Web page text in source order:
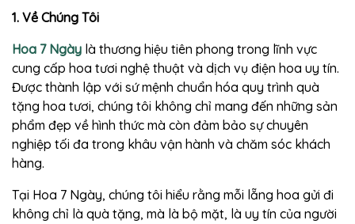
1. Về Chúng Tôi
Hoa 7 Ngày là thương hiệu tiên phong trong lĩnh vực
cung cấp hoa tươi nghệ thuật và dịch vụ điện hoa uy tín.
Được thành lập với sứ mệnh chuẩn hóa quy trình quà
tặng hoa tươi, chúng tôi không chỉ mang đến những sản
phẩm đẹp về hình thức mà còn đảm bảo sự chuyên
nghiệp tối đa trong khâu vận hành và chăm sóc khách
hàng.
Tại Hoa 7 Ngày, chúng tôi hiểu rằng mỗi lẵng hoa gửi đi
không chỉ là quà tặng, mà là bộ mặt, là uy tín của người